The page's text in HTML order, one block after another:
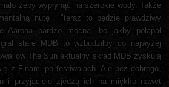
żeby wypłynąć na szerokie wody. Także
nutę i "teraz to będzie prawdziwy
Aarona bardzo mocna, bo jakby połapał
stare MDB to wzbudziłby co najwyżej
The Sun aktualny skład MDB zyskują
z Finami po festiwalach. Ale bez dobrego,
i przyjaciele zjedzą ich na miękko nawet